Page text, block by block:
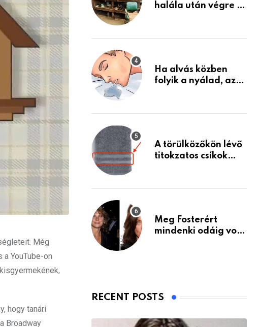
Még
a YouTube-on
hogy tanári
Broadway
halála után végre át
holmiját – amit
életemet
Ha alvás közben
folyik a nyálad, az
A törülközőkön lévő
titokzatos csíkok
Meg Fosterért
mindenki odáig volt
RECENT POSTS